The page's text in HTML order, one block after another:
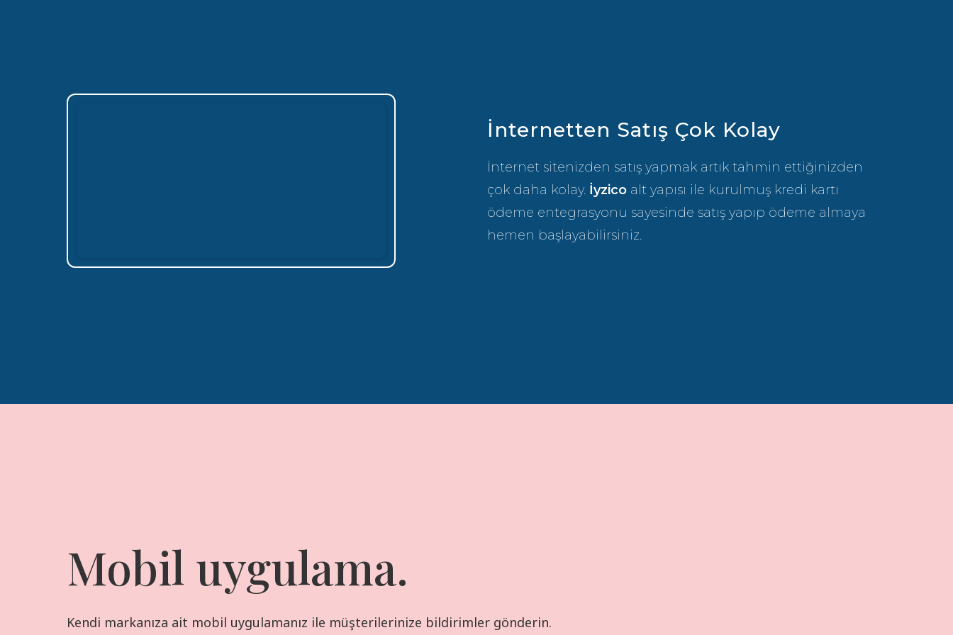
İnternetten Satış Çok Kolay
İnternet sitenizden satış yapmak artık tahmin ettiğinizden
çok daha kolay. İyzicoalt yapısı ile kurulmuş kredi kartı
ödeme entegrasyonu sayesinde satış yapıp ödeme almaya
hemen başlayabilirsiniz.
Mobil uygulama.
Kendi markanıza ait mobil uygulamanız ile müşterilerinize bildirimler gönderin.